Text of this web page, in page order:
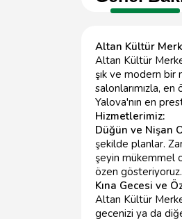
Altan Kültür
Altan Kültür
şık ve modern bir
salonlarımızla, en
Yalova'nın en
Hizmetlerimiz:
Düğün ve Nişan
şekilde planlar.
şeyin mükemmel
özen gösteriyoruz.
Kına Gecesi ve
Altan Kültür
gecenizi ya da